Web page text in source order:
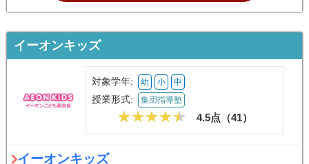
イーオンキッズ
対象学年: 幼 小 中
授業形式: 集団指導塾
4.5点（41）
イーオンキッズ